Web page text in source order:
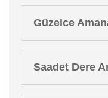
Güzelce
Saadet Dere